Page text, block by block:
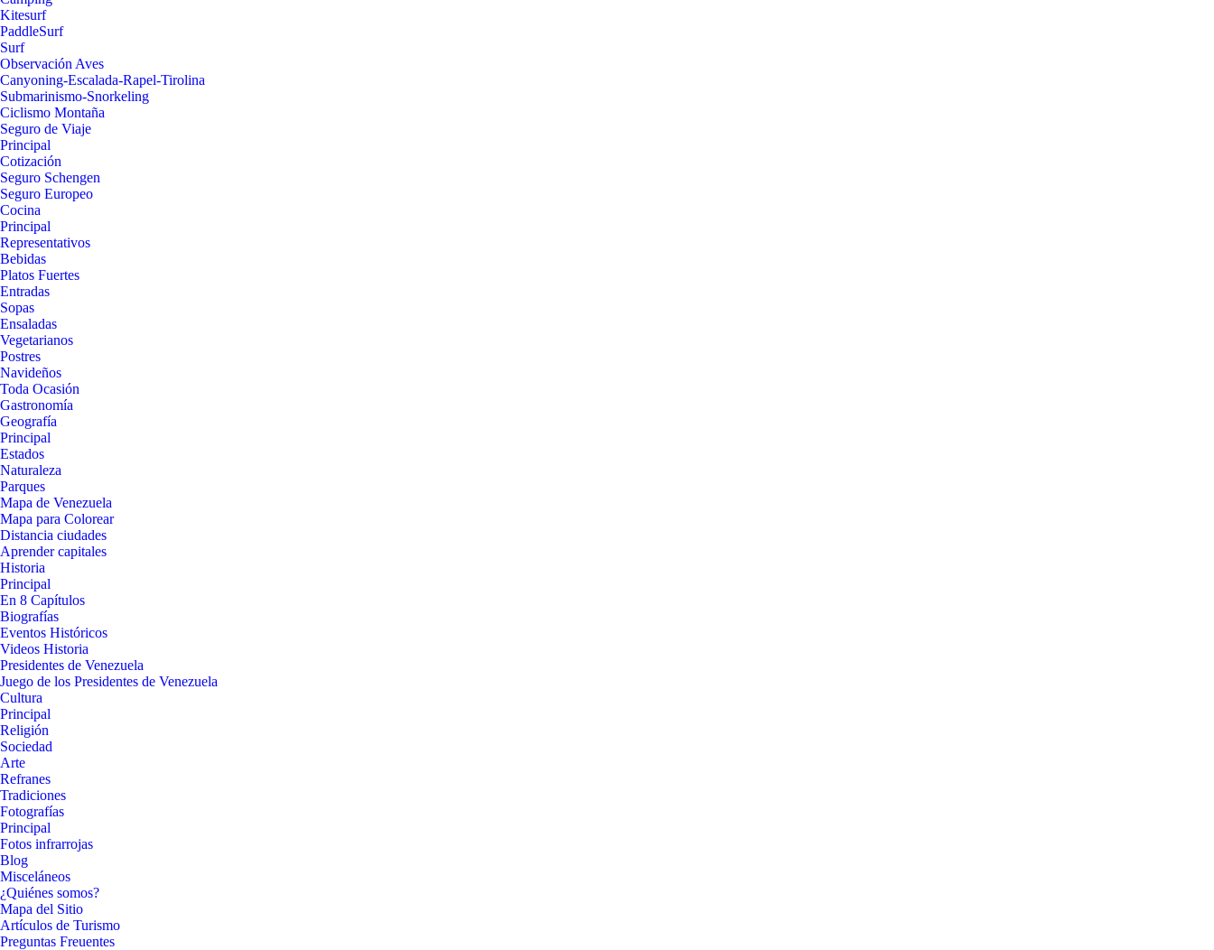
Kitesurf
PaddleSurf
Surf
Observación Aves
Canyoning-Escalada-Rapel-Tirolina
Submarinismo-Snorkeling
Ciclismo Montaña
Seguro de Viaje
Principal
Cotización
Seguro Schengen
Seguro Europeo
Cocina
Principal
Representativos
Bebidas
Platos Fuertes
Entradas
Sopas
Ensaladas
Vegetarianos
Postres
Navideños
Toda Ocasión
Gastronomía
Geografía
Principal
Estados
Naturaleza
Parques
Mapa de Venezuela
Mapa para Colorear
Distancia ciudades
Aprender capitales
Historia
Principal
En 8 Capítulos
Biografías
Eventos Históricos
Videos Historia
Presidentes de Venezuela
Juego de los Presidentes de Venezuela
Cultura
Principal
Religión
Sociedad
Arte
Refranes
Tradiciones
Fotografías
Principal
Fotos infrarrojas
Blog
Misceláneos
¿Quiénes somos?
Mapa del Sitio
Artículos de Turismo
Preguntas Freuentes